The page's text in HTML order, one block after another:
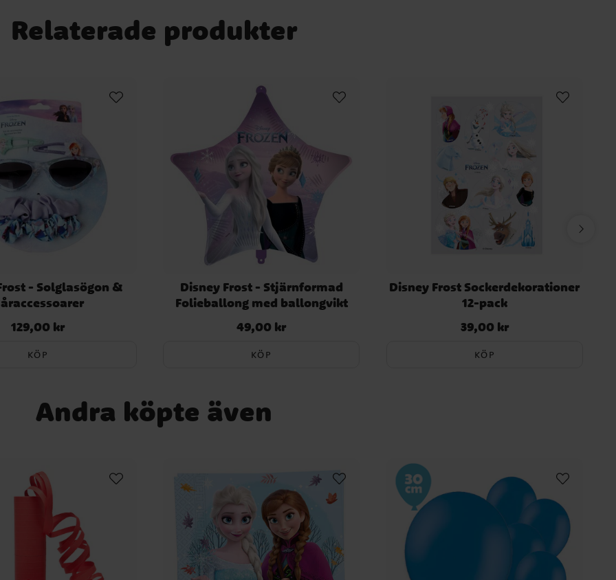
Relaterade produkter
- Solglasögon &
Pris:129,00 kr
129,00 kr
KÖP
Disney Frost - Stjärnformad
Folieballong med ballongvikt
Pris: 49,00 kr
49,00 kr
KÖP
Disney Frost Sockerdekorationer
12-pack
Pris: 39,00 kr
39,00 kr
KÖP
Andra köpte även